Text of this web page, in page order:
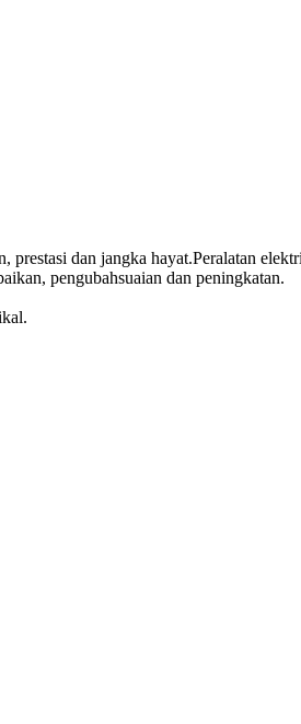
dan jangka hayat.Peralatan
pengubahsuaian dan peningkatan.